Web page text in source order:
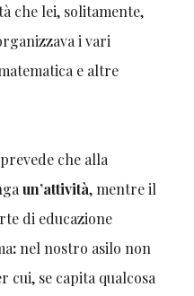
che lei, solitamente,
i vari
e altre
che alla
un’attività, mentre il
di educazione
:nel nostro asilo non
cui, se capita qualcosa